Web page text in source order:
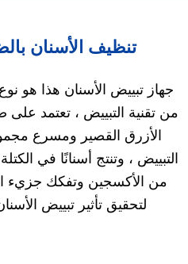
تنظيف الأسنان
جهاز تبييض الأسنان هذا هو
من تقنية التبييض ، تعتمد على
الأزرق القصير ومسرع
التبييض ، وتنتج أسنانًا في
من الأكسجين وتفكك جزيء
لتحقيق تأثير تبييض